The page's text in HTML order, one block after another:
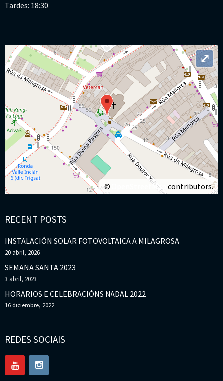
Tardes: 18:30
© OpenStreetMap contributors.
⤢
RECENT POSTS
INSTALACIÓN SOLAR FOTOVOLTAICA A MILAGROSA
20 abril, 2026
SEMANA SANTA 2023
3 abril, 2023
HORARIOS E CELEBRACIÓNS NADAL 2022
16 diciembre, 2022
REDES SOCIAIS